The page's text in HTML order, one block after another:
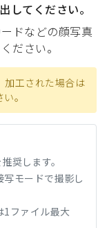
してください。
ドなどの顔写真
ださい。
加工された場合は
。
奨します。
モードで撮影し
1ファイル最大